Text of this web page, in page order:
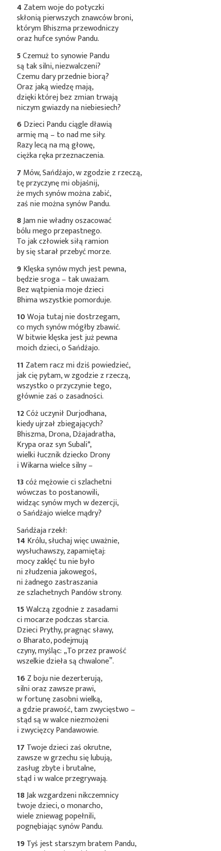
4 Zatem woje do potyczki
skłonią pierwszych znawców broni,
którym Bhiszma przewodniczy
oraz hufce synów Pandu.
5Czemuż to synowie Pandu
są tak silni, niezwalczeni?
Czemu dary przednie biorą?
Oraz jaką wiedzę mają,
dzięki której bez zmian trwają
niczym gwiazdy na niebiesiech?
6 Dzieci Pandu ciągle dławią
armię mą – to nad me siły.
Razy lecą na mą głowę,
ciężka ręka przeznaczenia.
7 Mów, Sańdźajo, w zgodzie z rzeczą,
tę przyczynę mi objaśnij,
że mych synów można zabić,
zaś nie można synów Pandu.
8Jam nie władny oszacować
bólu mego przepastnego.
To jak człowiek siłą ramion
by się starał przebyć morze.
9Klęska synów mych jest pewna,
będzie sroga – tak uważam.
Bez wątpienia moje dzieci
Bhima wszystkie pomorduje.
10Woja tutaj nie dostrzegam,
co mych synów mógłby zbawić.
W bitwie klęska jest już pewna
moich dzieci, o Sańdźajo.
11 Zatem racz mi dziś powiedzieć,
jak cię pytam, w zgodzie z rzeczą,
wszystko o przyczynie tego,
głównie zaś o zasadności.
12Cóż uczynił Durjodhana,
kiedy ujrzał zbiegających?
Bhiszma, Drona, Dźajadratha,
Krypa oraz synSubali*,
wielki łucznik dziecko Drony
i Wikarna wielce silny –
13cóż mężowie ci szlachetni
wówczas to postanowili,
widząc synów mych w dezercji,
o Sańdźajo wielce mądry?
Sańdźaja rzekł:
14 Królu, słuchaj więc uważnie,
wysłuchawszy, zapamiętaj:
mocy zaklęć tu nie było
ni złudzenia jakowegoś,
ni żadnego zastraszania
ze szlachetnych Pandów strony.
15Walczą zgodnie z zasadami
ci mocarze podczas starcia.
Dzieci Prythy, pragnąc sławy,
o Bharato, podejmują
czyny, myśląc: „To przez prawość
wszelkie dzieła są chwalone”.
16 Z boju nie dezerterują,
silni oraz zawsze prawi,
w fortunę zasobni wielką,
a gdzie prawość, tam zwycięstwo –
stąd są w walce niezmożeni
i zwycięzcy Pandawowie.
17 Twoje dzieci zaś okrutne,
zawsze w grzechu się lubują,
zasług zbyte i brutalne,
stąd i w walce przegrywają.
18Jak wzgardzeni nikczemnicy
twoje dzieci, o monarcho,
wiele zniewag popełnili,
pognębiając synów Pandu.
19Tyś jest starszym bratem Pandu,